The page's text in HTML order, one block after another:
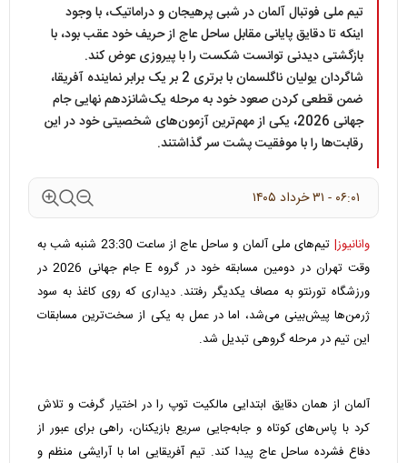
تیم ملی فوتبال آلمان در شبی پرهیجان و دراماتیک، با وجود
اینکه تا دقایق پایانی مقابل ساحل عاج از حریف خود عقب بود، با
بازگشتی دیدنی توانست شکست را با پیروزی عوض کند.
شاگردان یولیان ناگلسمان با برتری 2 بر یک برابر نماینده آفریقا،
ضمن قطعی کردن صعود خود به مرحله یک‌شانزدهم نهایی جام
جهانی 2026، یکی از مهم‌ترین آزمون‌های شخصیتی خود در این
رقابت‌ها را با موفقیت پشت سر گذاشتند.
۰۶:۰۱ - ۳۱ خرداد ۱۴۰۵
وانانیوز|
تیم‌های ملی آلمان و ساحل عاج از ساعت 23:30 شنبه شب به
وقت تهران در دومین مسابقه خود در گروه E جام جهانی 2026 در
ورزشگاه تورنتو به مصاف یکدیگر رفتند. دیداری که روی کاغذ به سود
ژرمن‌ها پیش‌بینی می‌شد، اما در عمل به یکی از سخت‌ترین مسابقات
این تیم در مرحله گروهی تبدیل شد.
آلمان از همان دقایق ابتدایی مالکیت توپ را در اختیار گرفت و تلاش
کرد با پاس‌های کوتاه و جابه‌جایی سریع بازیکنان، راهی برای عبور از
دفاع فشرده ساحل عاج پیدا کند. تیم آفریقایی اما با آرایشی منظم و